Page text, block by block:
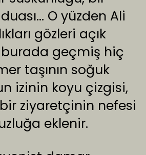
O yüzden Ali
gözleri açık
geçmiş hiç
taşının soğuk
izinin koyu çizgisi,
ziyaretçinin nefesi
eklenir.